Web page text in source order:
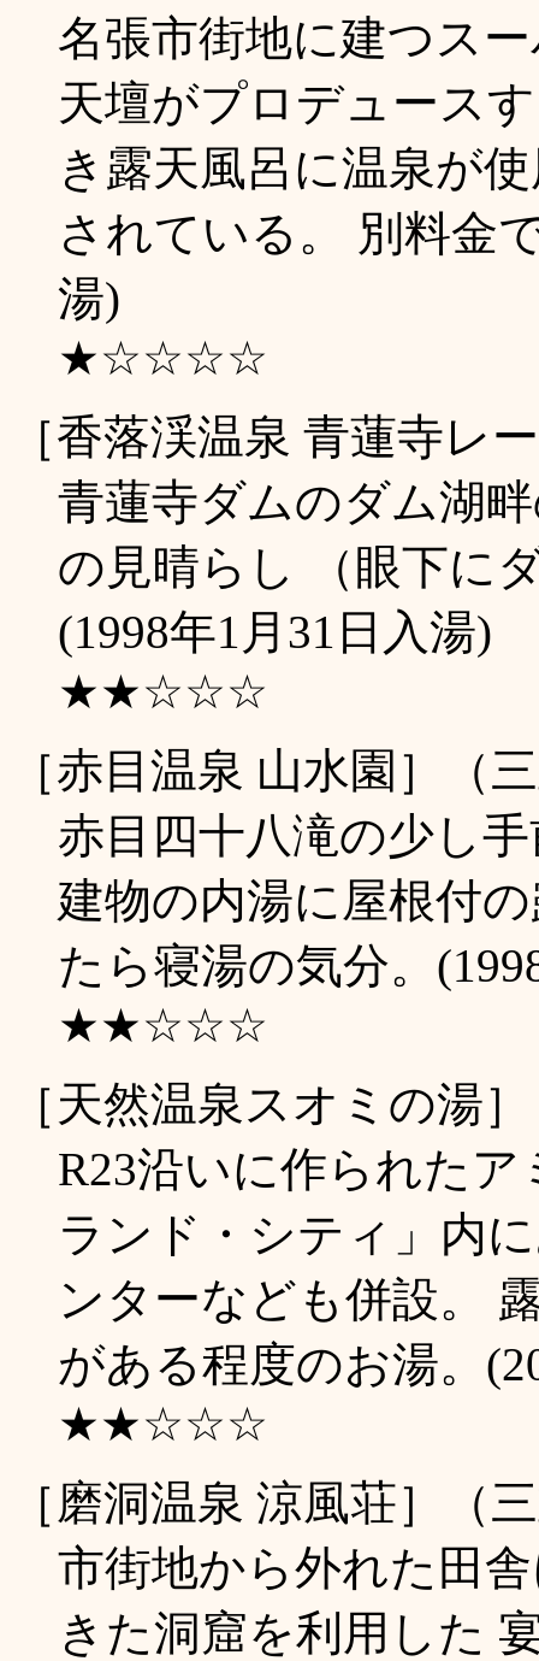
名張市街地に建つス
天壇がプロデュース
き露天風呂に温泉が
されている。 別料金
湯)
★☆☆☆☆
［香落渓温泉 青蓮寺レ
青蓮寺ダムのダム湖
の見晴らし （眼下に
(1998年1月31日入湯)
★★☆☆☆
［赤目温泉 山水園］（
赤目四十八滝の少し
建物の内湯に屋根付
たら寝湯の気分。
★★☆☆☆
［天然温泉スオミの湯
R23沿いに作られた
ランド・シティ」内
ンターなども併設。
がある程度のお湯。
★★☆☆☆
［磨洞温泉 涼風荘］（
市街地から外れた田
きた洞窟を利用した